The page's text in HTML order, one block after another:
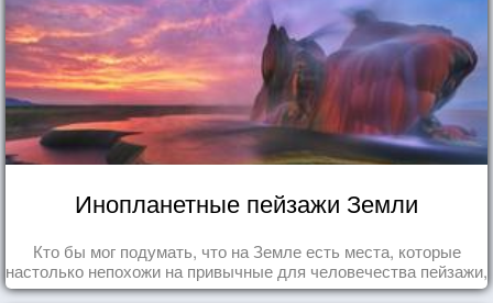
Инопланетные пейзажи Земли
Кто бы мог подумать, что на Земле есть места, которые
настолько непохожи на привычные для человечества пейзажи,
что кажутся и вовсе инопланетными!